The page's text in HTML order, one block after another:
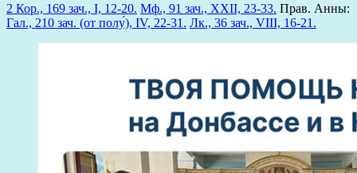
2 Кор., 169 зач., I, 12-20. Мф., 91 зач., XXII, 23-33. Прав. Анны:
Гал., 210 зач. (от полу́), IV, 22-31. Лк., 36 зач., VIII, 16-21.